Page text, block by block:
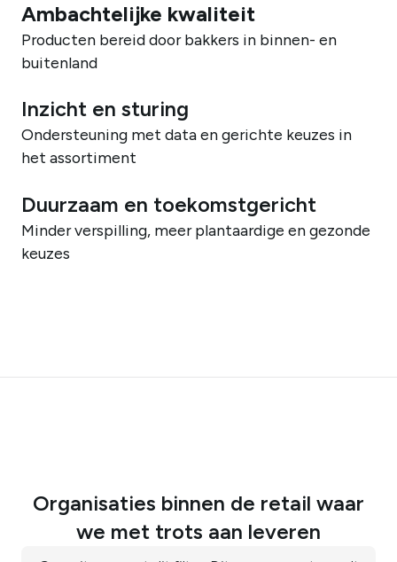
Ambachtelijke kwaliteit
Producten bereid door bakkers in binnen- en
buitenland
Inzicht en sturing
Ondersteuning met data en gerichte keuzes in
het assortiment
Duurzaam en toekomstgericht
Minder verspilling, meer plantaardige en gezonde
keuzes
Organisaties binnen de retail waar
we met trots aan leveren